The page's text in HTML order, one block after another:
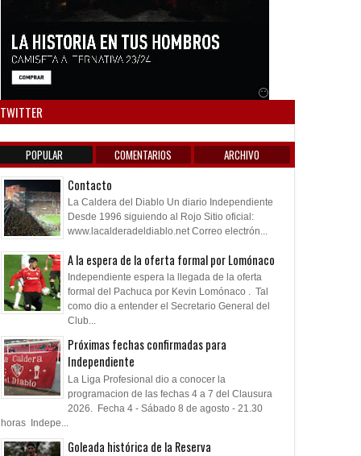
TWITTER
POPULAR COMENTARIOS ARCHIVO
Contacto
La Caldera del Diablo Un diario Independiente
Desde 1996 siguiendo al Rojo Sitio oficial:
www.lacalderadeldiablo.net Correo electrón...
A la espera de la oferta formal por Lomónaco
Independiente espera la llegada de la oferta
formal del Pachuca por Kevin Lomónaco . Tal
como dio a entender el Secretario General del
Club...
Próximas fechas confirmadas para
Independiente
La Liga Profesional dio a conocer la
programacion de las fechas 4 a 7 del Clausura
2026. Fecha 4 - Sábado 8 de agosto - 21.30
horas Indepe...
Goleada histórica de la Reserva